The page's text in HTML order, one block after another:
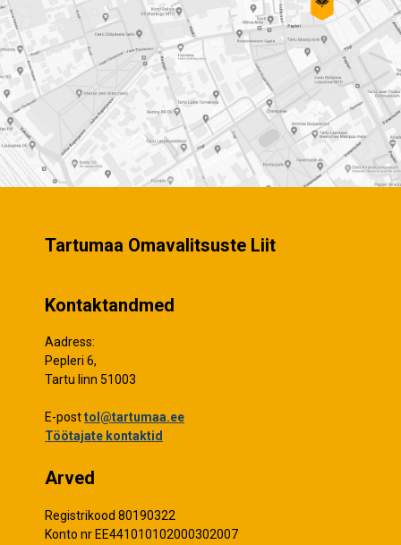
Tartumaa Omavalitsuste Liit
Kontaktandmed
Aadress:
Pepleri 6,
Tartu linn 51003
E-posttol@tartumaa.ee
Töötajate kontaktid
Arved
Registrikood 80190322
Konto nr EE441010102000302007